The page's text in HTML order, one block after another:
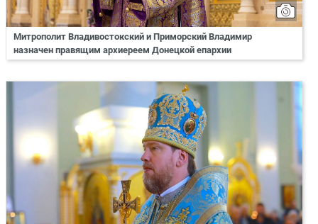
Митрополит Владивостокский и Приморский Владимир
назначен правящим архиереем Донецкой епархии